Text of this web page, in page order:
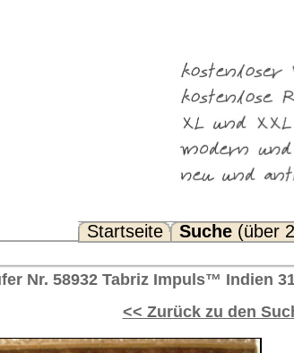
Noch Fragen? FAQ...